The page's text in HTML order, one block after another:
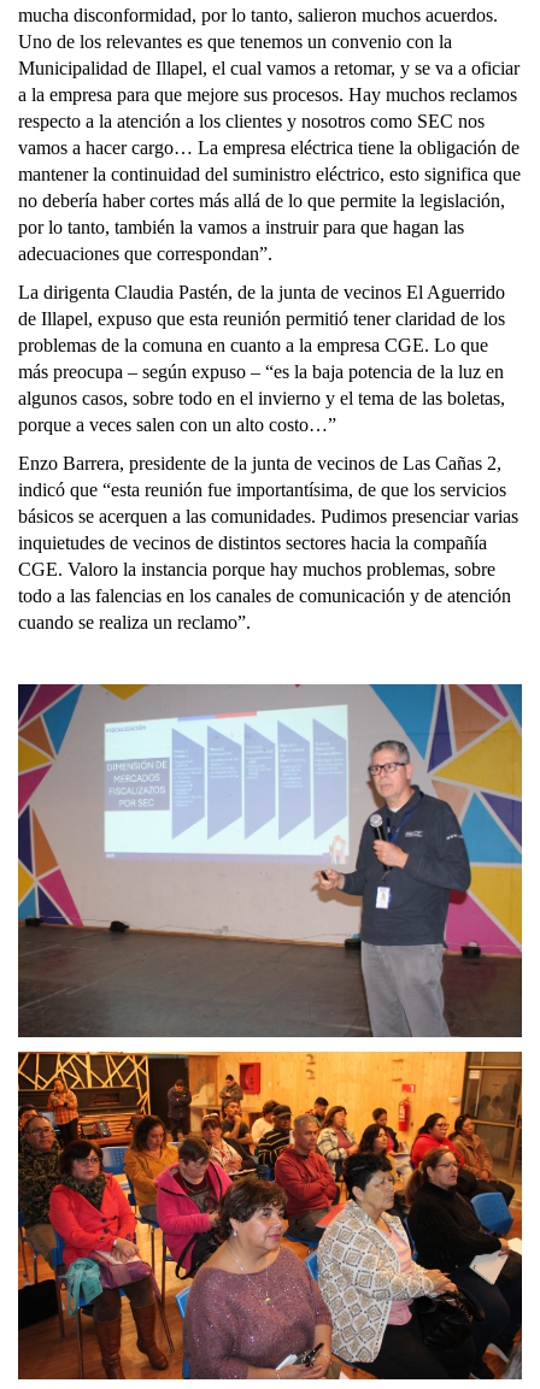
mucha disconformidad, por lo tanto, salieron muchos acuerdos.
Uno de los relevantes es que tenemos un convenio con la
Municipalidad de Illapel, el cual vamos a retomar, y se va a oficiar
a la empresa para que mejore sus procesos. Hay muchos reclamos
respecto a la atención a los clientes y nosotros como SEC nos
vamos a hacer cargo… La empresa eléctrica tiene la obligación de
mantener la continuidad del suministro eléctrico, esto significa que
no debería haber cortes más allá de lo que permite la legislación,
por lo tanto, también la vamos a instruir para que hagan las
adecuaciones que correspondan”.
La dirigenta Claudia Pastén, de la junta de vecinos El Aguerrido
de Illapel, expuso que esta reunión permitió tener claridad de los
problemas de la comuna en cuanto a la empresa CGE. Lo que
más preocupa – según expuso – “es la baja potencia de la luz en
algunos casos, sobre todo en el invierno y el tema de las boletas,
porque a veces salen con un alto costo…”
Enzo Barrera, presidente de la junta de vecinos de Las Cañas 2,
indicó que “esta reunión fue importantísima, de que los servicios
básicos se acerquen a las comunidades. Pudimos presenciar varias
inquietudes de vecinos de distintos sectores hacia la compañía
CGE. Valoro la instancia porque hay muchos problemas, sobre
todo a las falencias en los canales de comunicación y de atención
cuando se realiza un reclamo”.